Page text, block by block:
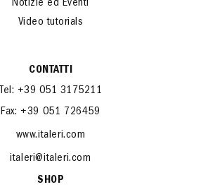
Notizie ed Eventi
Video tutorials
CONTATTI
Tel: +39 051 3175211
Fax: +39 051 726459
www.italeri.com
italeri@italeri.com
SHOP